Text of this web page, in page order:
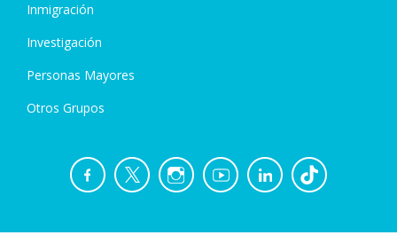
Inmigración
Investigación
Personas Mayores
Otros Grupos